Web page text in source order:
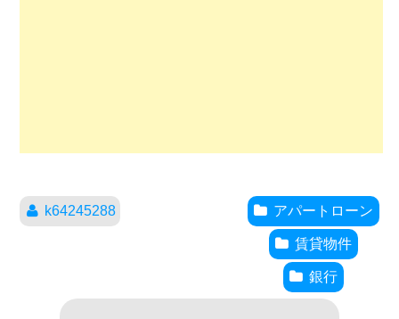
k64245288 アパートローン
賃貸物件
銀行